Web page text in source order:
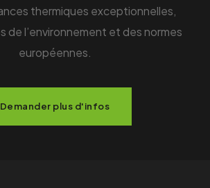
thermiques exceptionnelles,
de l’environnement et des normes
européennes.
Demander plus d'infos